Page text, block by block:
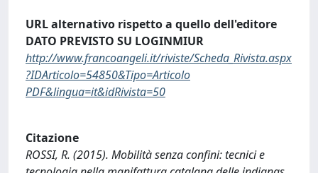
URL alternativo rispetto a quello dell'editore
DATO PREVISTO SU LOGINMIUR
http://www.francoangeli.it/riviste/Scheda_Rivista.aspx
?IDArticolo=54850&Tipo=Articolo
PDF&lingua=it&idRivista=50
Citazione
ROSSI, R. (2015). Mobilità senza confini: tecnici e